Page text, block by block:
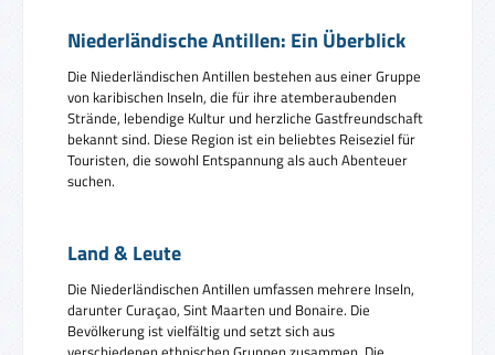
Niederländische Antillen: Ein Überblick
Die Niederländischen Antillen bestehen aus einer Gruppe
von karibischen Inseln, die für ihre atemberaubenden
Strände, lebendige Kultur und herzliche Gastfreundschaft
bekannt sind. Diese Region ist ein beliebtes Reiseziel für
Touristen, die sowohl Entspannung als auch Abenteuer
suchen.
Land & Leute
Die Niederländischen Antillen umfassen mehrere Inseln,
darunter Curaçao, Sint Maarten und Bonaire. Die
Bevölkerung ist vielfältig und setzt sich aus